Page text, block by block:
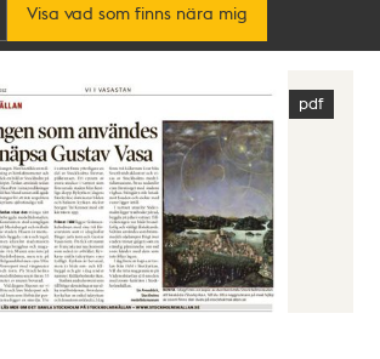
Visa vad som finns nära mig